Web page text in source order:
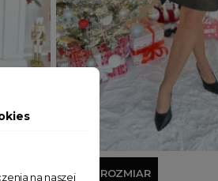
Dodaj do koszyka
Wyprzedany
JEDEN ROZMIAR
na naszej